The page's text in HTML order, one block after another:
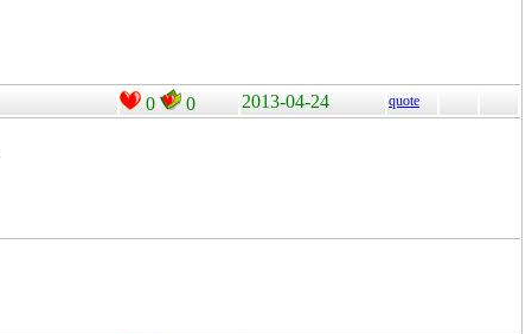
0 0 2013-04-24 quote